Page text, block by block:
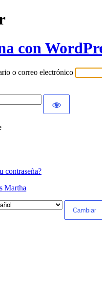
con
o correo electrónico
contraseña?
Martha